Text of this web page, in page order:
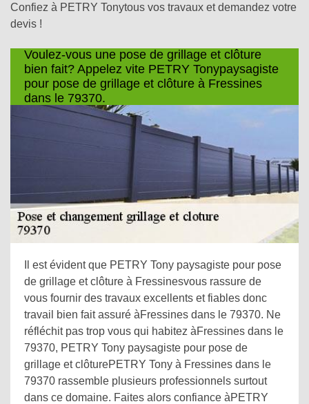
Confiez à PETRY Tonytous vos travaux et demandez votre
devis !
Voulez-vous une pose de grillage et clôture
bien fait? Appelez vite PETRY Tonypaysagiste
pour pose de grillage et clôture à Fressines
dans le 79370.
Il est évident que PETRY Tony paysagiste pour pose
de grillage et clôture à Fressinesvous rassure de
vous fournir des travaux excellents et fiables donc
travail bien fait assuré àFressines dans le 79370. Ne
réfléchit pas trop vous qui habitez àFressines dans le
79370, PETRY Tony paysagiste pour pose de
grillage et clôturePETRY Tony à Fressines dans le
79370 rassemble plusieurs professionnels surtout
dans ce domaine. Faites alors confiance àPETRY